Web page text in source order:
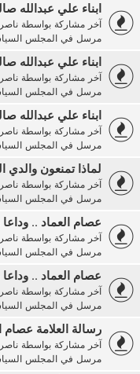
ابناء علي عبدالله
آخر مشاركة بواسطة
مرسل في المجلس
ابناء علي عبدالله
آخر مشاركة بواسطة
مرسل في المجلس
ابناء علي عبدالله
آخر مشاركة بواسطة
مرسل في المجلس
لماذا تمنعون والدي
آخر مشاركة بواسطة
مرسل في المجلس
عصام العماد ..
آخر مشاركة بواسطة
مرسل في المجلس
عصام العماد ..
آخر مشاركة بواسطة
مرسل في المجلس
رسالة العلامة عصام
آخر مشاركة بواسطة
مرسل في المجلس